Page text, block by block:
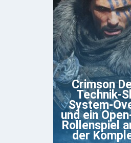
Crimson
Technik-
System-
und ein
Rollenspiel
der